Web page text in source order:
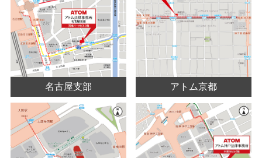
名古屋支部 アトム京都